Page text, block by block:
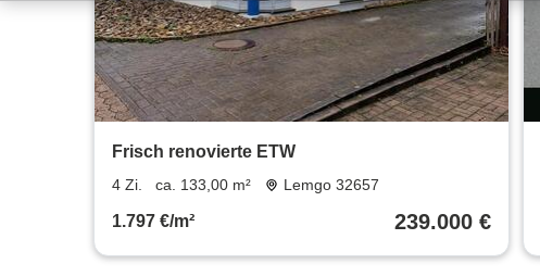
Frisch renovierte ETW
4 Zi. ca. 133,00 m² Lemgo 32657
1.797 €/m² 239.000 €